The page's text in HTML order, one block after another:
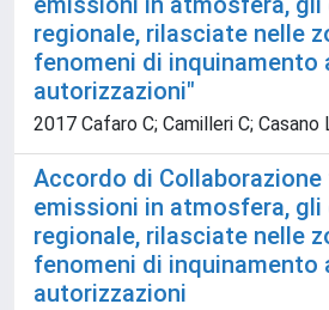
regionale, rilasciate nelle
fenomeni di
autorizzazioni"
2017 Cafaro C; Camilleri C;
Accordo di
emissioni in atmosfera,
regionale, rilasciate nelle
fenomeni di
autorizzazioni